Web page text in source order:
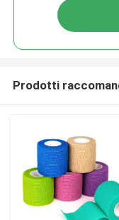
Prodotti